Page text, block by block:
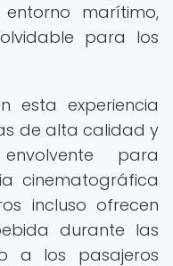
marítimo,
para los
esta experiencia
de alta calidad y
para
cinematográfica
incluso ofrecen
durante las
a los pasajeros